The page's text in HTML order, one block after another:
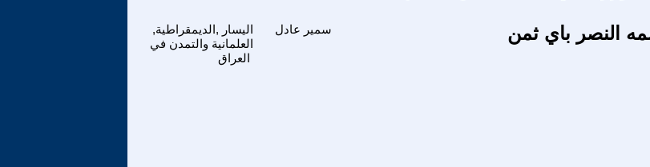
اليسار ,الديمقراطية,
العلمانية والتمدن في
العراق
سمير عادل النصر باي ثمن